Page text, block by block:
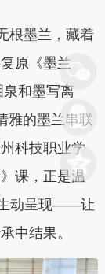
根墨兰，藏着
原《墨兰
泉和墨写离
雅的墨兰串联
科技职业学
课，正是温
生动呈现——让
中结果。